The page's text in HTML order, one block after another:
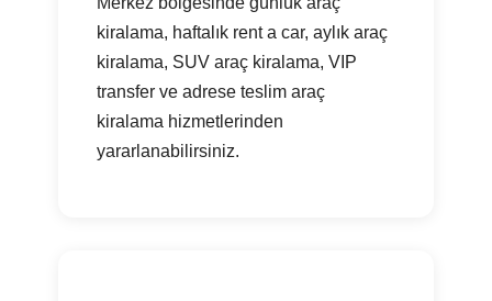
kiralama, haftalık rent a car, aylık araç
kiralama, SUV araç kiralama, VIP
transfer ve adrese teslim araç
kiralama hizmetlerinden
yararlanabilirsiniz.